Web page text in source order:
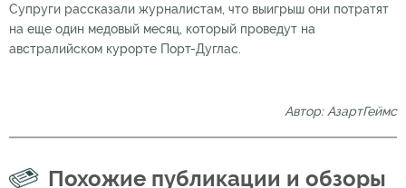
Супруги рассказали журналистам, что выигрыш они потратят
на еще один медовый месяц, который проведут на
австралийском курорте Порт-Дуглас.
Автор: АзартГеймс
Похожие публикации и обзоры